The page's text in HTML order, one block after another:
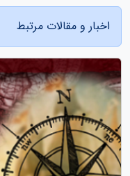
اخبار و مقالات مرتبط